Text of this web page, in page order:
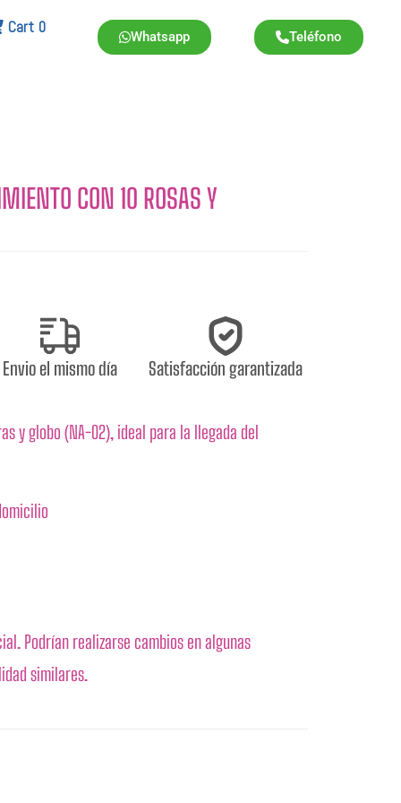
Cart 0 Whatsapp Teléfono
CON 10 ROSAS Y
Envio el mismo día Satisfacción garantizada
y globo (NA-02), ideal para la llegada del
Podrían realizarse cambios en algunas
similares.